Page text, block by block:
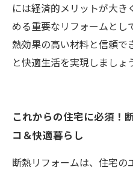
には経済的メリットが大
める重要なリフォームとし
熱効果の高い材料と信頼で
と快適生活を実現しましょ
これからの住宅に必須！
コ＆快適暮らし
断熱リフォームは、住宅の